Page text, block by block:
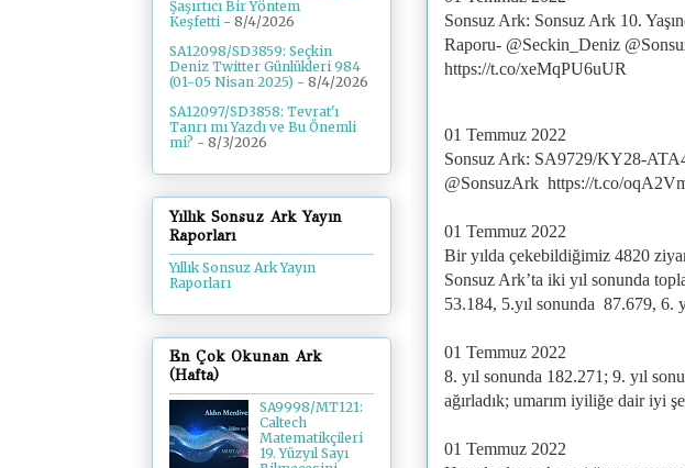
Sonsuz Ark: Sonsuz Ark 10.
Raporu- @Seckin_Deniz
https://t.co/xeMqPU6uUR
01 Temmuz 2022
Sonsuz Ark: SA9729/KY28-
@SonsuzArk https://t.co/
01 Temmuz 2022
Bir yılda çekebildiğimiz 4820
Sonsuz Ark’ta iki yıl sonunda
53.184, 5.yıl sonunda 87.679, 6.
01 Temmuz 2022
8. yıl sonunda 182.271; 9. yıl
ağırladık; umarım iyiliğe dair iyi
01 Temmuz 2022
Şaşırtıcı Bir Yöntem
Keşfetti - 8/4/2026
SA12098/SD3859: Seçkin
Deniz Twitter Günlükleri 984
(01-05 Nisan 2025) - 8/4/2026
SA12097/SD3858: Tevrat'ı
Tanrı mı Yazdı ve Bu Önemli
mi? - 8/3/2026
Yıllık Sonsuz Ark Yayın
Raporları
Yıllık Sonsuz Ark Yayın
Raporları
En Çok Okunan Ark
(Hafta)
SA9998/MT121:
Caltech
Matematikçileri
19. Yüzyıl Sayı